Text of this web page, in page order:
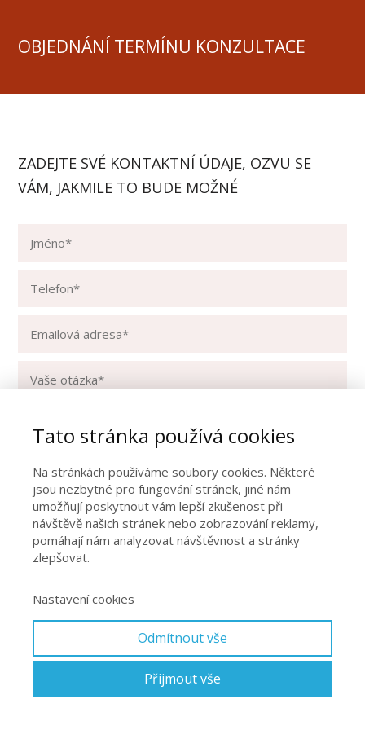
OBJEDNÁNÍ TERMÍNU KONZULTACE
ZADEJTE SVÉ KONTAKTNÍ ÚDAJE, OZVU SE
VÁM, JAKMILE TO BUDE MOŽNÉ
CHCI OBJEDNAT KONZULTACI
Zpět na hlavní stránku
© 2014-2024 Dana Srpová
Tato stránka používá cookies
Na stránkách používáme soubory cookies. Některé
jsou nezbytné pro fungování stránek, jiné nám
umožňují poskytnout vám lepší zkušenost při
návštěvě našich stránek nebo zobrazování reklamy,
pomáhají nám analyzovat návštěvnost a stránky
zlepšovat.
Nastavení cookies
Odmítnout vše
Přijmout vše